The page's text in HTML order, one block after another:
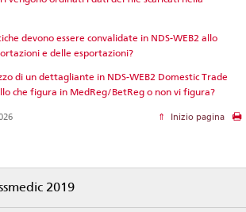
devono essere convalidate in NDS-WEB2 allo
e delle esportazioni?
di un dettagliante in NDS-WEB2 Domestic Trade
che figura in MedReg/BetReg o non vi figura?
Inizio pagina
2019